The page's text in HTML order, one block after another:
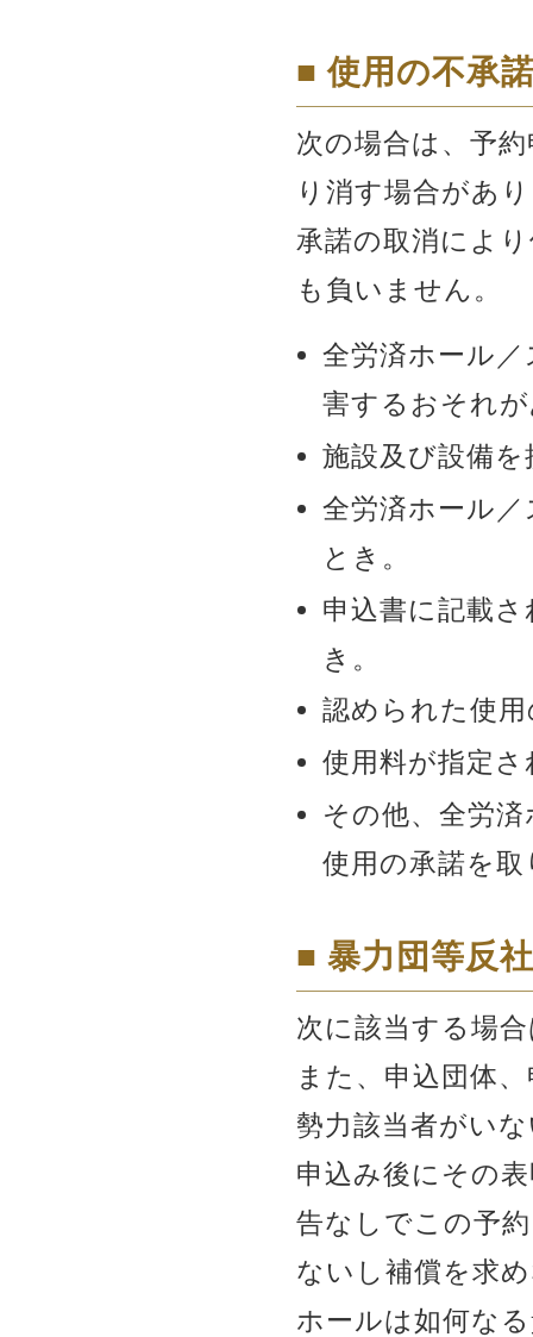
■ 使用の不承
次の場合は、予
り消す場合があ
承諾の取消によ
も負いません。
全労済ホール
害するおそれ
施設及び設備
全労済ホール
とき。
申込書に記載
き。
認められた使
使用料が指定
その他、全労
使用の承諾を
■ 暴力団等反
次に該当する場
また、申込団体
勢力該当者がい
申込み後にその
告なしでこの予
ないし補償を求
ホールは如何な